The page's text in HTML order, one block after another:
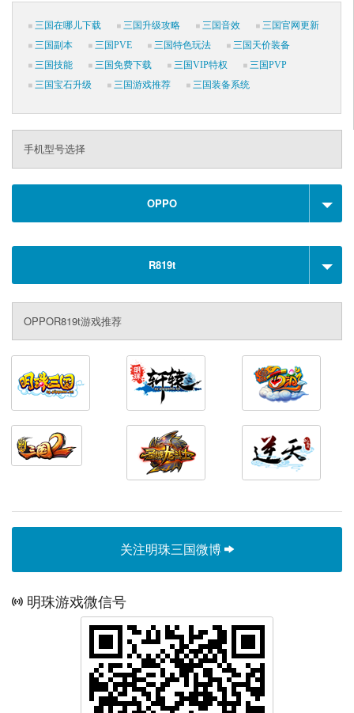
三国在哪儿下载 三国升级攻略 三国音效
三国官网更新
三国副本
三国PVE 三国特色玩法
三国天价装备
三国技能
三国免费下载 三国VIP特权
三国PVP
三国宝石升级
三国游戏推荐 三国装备系统
手机型号选择
OPPO
R819t
OPPOR819t游戏推荐
关注明珠三国微博
明珠游戏微信号